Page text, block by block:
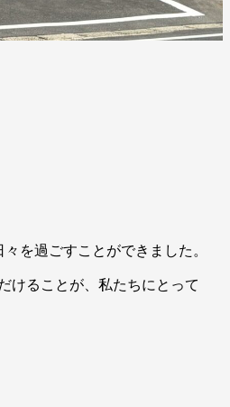
を過ごすことができました。
けることが、私たちにとって